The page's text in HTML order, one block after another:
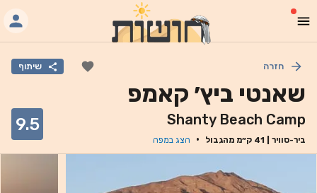
חזרה שיתוף
שאנטי ביץ׳ קאמפ
Shanty Beach Camp
ביר-סוויר 41 ק״מ מהגבול · הצג במפה
9.5